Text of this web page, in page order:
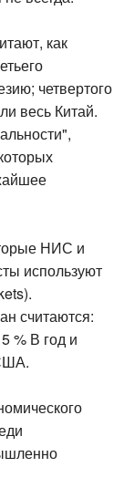
как
четвертого
весь Китай.
НИС и
используют
считаются:
% В год и